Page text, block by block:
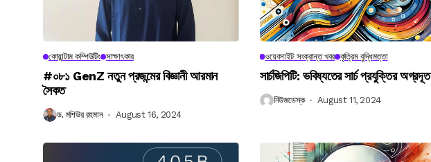
কোয়ান্টাম কম্পিউটিং সাক্ষাৎকার
#০৮১ GenZ নতুন প্রজন্মের বিজ্ঞানী আরমান
সৈকত
ড. মশিউর রহমান August 16, 2024
ওয়েবসাইট সংক্রান্ত খবর কৃত্রিম বুদ্ধিমত্তা
সার্চজিপিটি: ভবিষ্যতের সার্চ প্রযুক্তির অগ্রদূত
নিউজডেস্ক August 11, 2024